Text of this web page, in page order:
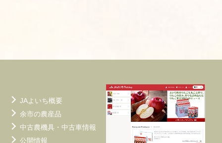
ョ
JAよいち概要
余市の農産品
中古農機具・中古車情報
公開情報